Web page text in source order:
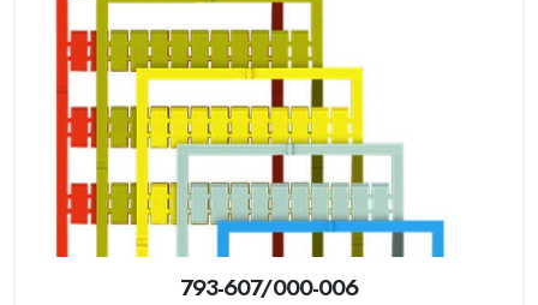
793-607/000-006